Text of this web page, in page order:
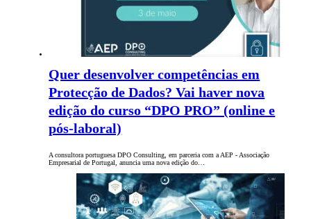
Quer desenvolver competências em
Protecção de Dados? Vai haver nova
edição do curso “DPO PRO” (online e
pós-laboral)
A consultora portuguesa DPO Consulting, em parceria com a AEP - Associação
Empresarial de Portugal, anuncia uma nova edição do…